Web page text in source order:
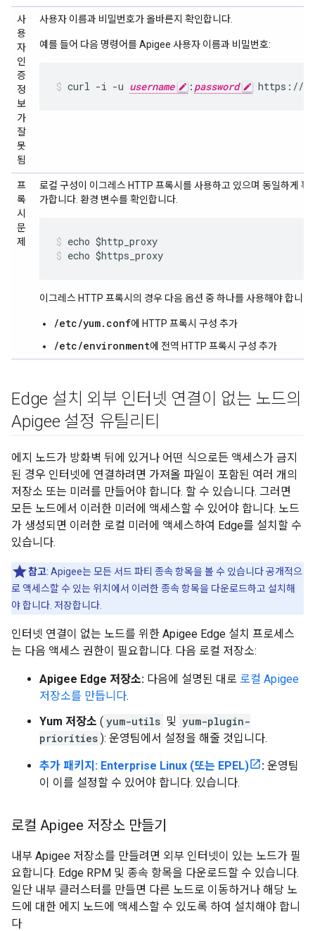
사
용
자
인
증
정
보
가
잘
못
됨
사용자 이름과 비밀번호가 올바른지 확인합니다.
예를 들어 다음 명령어를 Apigee 사용자 이름과 비밀번호:
curl -i -u username : password https://
프
록
시
문
제
로컬 구성이 이그레스 HTTP 프록시를 사용하고 있으며 동일하게
가합니다. 환경 변수를 확인합니다.
echo $https_proxy
이그레스 HTTP 프록시의 경우 다음 옵션 중 하나를 사용해야 합니다.
/etc/yum.conf에 HTTP 프록시 구성 추가
/etc/environment에 전역 HTTP 프록시 구성 추가
Edge 설치 외부 인터넷 연결이 없는 노드의
Apigee 설정 유틸리티
에지 노드가 방화벽 뒤에 있거나 어떤 식으로든 액세스가 금지
된 경우 인터넷에 연결하려면 가져올 파일이 포함된 여러 개의
저장소 또는 미러를 만들어야 합니다. 할 수 있습니다. 그러면
모든 노드에서 이러한 미러에 액세스할 수 있어야 합니다. 노드
가 생성되면 이러한 로컬 미러에 액세스하여 Edge를 설치할 수
있습니다.
참고: Apigee는 모든 서드 파티 종속 항목을 볼 수 있습니다 공개적으
로 액세스할 수 있는 위치에서 이러한 종속 항목을 다운로드하고 설치해
야 합니다. 저장합니다.
인터넷 연결이 없는 노드를 위한 Apigee Edge 설치 프로세스
는 다음 액세스 권한이 필요합니다. 다음 로컬 저장소:
Apigee Edge 저장소: 다음에 설명된 대로 로컬 Apigee
저장소를 만듭니다.
Yum 저장소 ( yum-utils 및 yum-plugin-
priorities ): 운영팀에서 설정을 해줄 것입니다.
추가 패키지: Enterprise Linux (또는 EPEL) : 운영팀
이 이를 설정할 수 있어야 합니다. 있습니다.
로컬 Apigee 저장소 만들기
내부 Apigee 저장소를 만들려면 외부 인터넷이 있는 노드가 필
요합니다. Edge RPM 및 종속 항목을 다운로드할 수 있습니다.
일단 내부 클러스터를 만들면 다른 노드로 이동하거나 해당 노
드에 대한 에지 노드에 액세스할 수 있도록 하여 설치해야 합니
다